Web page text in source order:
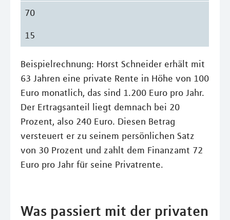
70
15
Beispielrechnung: Horst Schneider erhält mit
63 Jahren eine private Rente in Höhe von 100
Euro monatlich, das sind 1.200 Euro pro Jahr.
Der Ertragsanteil liegt demnach bei 20
Prozent, also 240 Euro. Diesen Betrag
versteuert er zu seinem persönlichen Satz
von 30 Prozent und zahlt dem Finanzamt 72
Euro pro Jahr für seine Privatrente.
Was passiert mit der privaten